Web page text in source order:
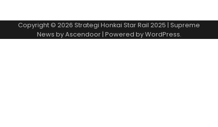
Copyright © 2026 Strategi Honkai Star Rail 2025 | Supreme
News byAscendoor| Powered byWordPress.